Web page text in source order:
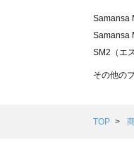
Samansa
Samansa
SM2（エ
Samansa
その他の
TOP